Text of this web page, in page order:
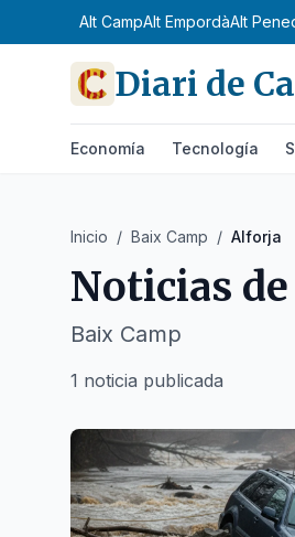
Alt CampAlt EmpordàAlt
Diari de
Economía Tecnología
Inicio / Baix Camp / Alforja
Noticias de
Baix Camp
1 noticia publicada